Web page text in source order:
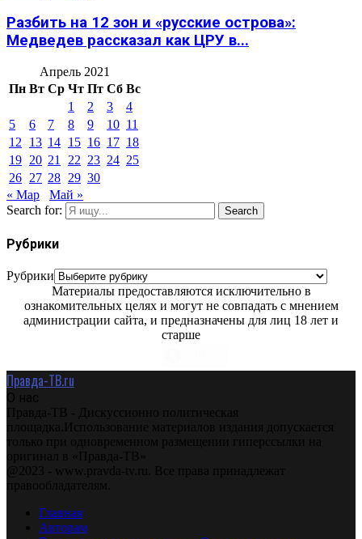
Разбить на 12 зон и «русские острова»:
Медведев рассказал как ЦРУ в...
Апрель 2021
Пн Вт Ср Чт Пт Сб Вс
1
2 3
4
5
6 7 8 9 10 11
12
13 14 15 16 17 18
19 20 21 22 23 24 25
26 27 28 29 30
« Мар
Май »
Search for:
Search
Рубрики
Рубрики
Материалы предоставляются исключительно в
ознакомительных целях и могут не совпадать с мнением
администрации сайта, и предназначены для лиц 18 лет и
старше
Правда-ТВ.ru
О нас
Правда-ТВ - Дискуссионно политическая
площадка.Использование материалов издания допускается
только при одновременном размещении гиперссылки на
оригинал в «Правда-ТВ»
@2023 - www.pravda-tv.ru. Все права принадлежат
правообладателям.
Главная
Авторам